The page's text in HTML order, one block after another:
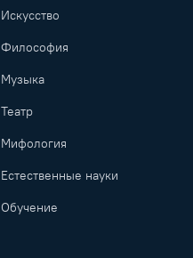
Искусство
Философия
Музыка
Театр
Мифология
Естественные науки
Обучение